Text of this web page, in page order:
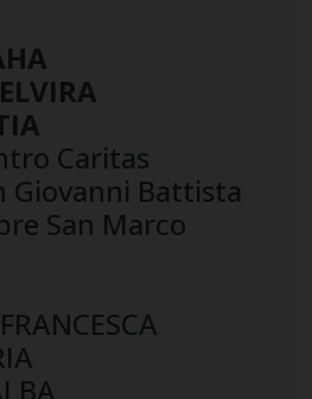
Caritas
Giovanni Battista
San Marco